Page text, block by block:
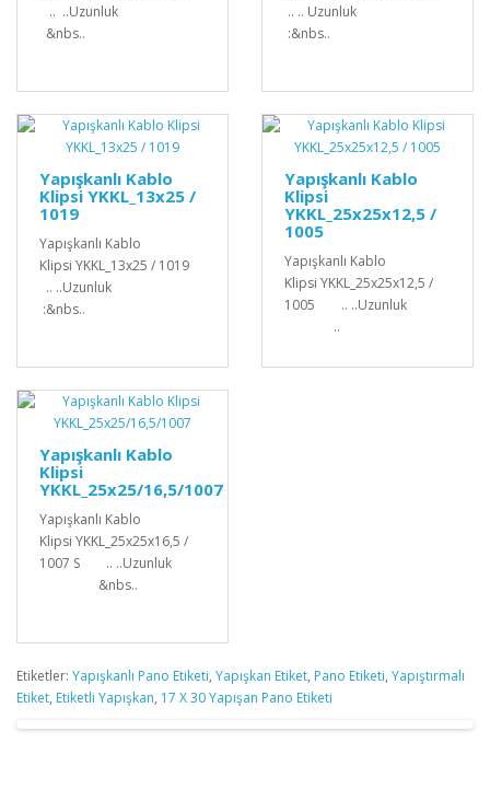
.. ..Uzunluk
&nbs..
.. .. Uzunluk
:&nbs..
Yapışkanlı Kablo
Klipsi YKKL_13x25 /
1019
Yapışkanlı Kablo
Klipsi YKKL_13x25 / 1019
.. ..Uzunluk
:&nbs..
Yapışkanlı Kablo
Klipsi
YKKL_25x25x12,5 /
1005
Yapışkanlı Kablo
Klipsi YKKL_25x25x12,5 /
1005 .. ..Uzunluk
..
Yapışkanlı Kablo
Klipsi
YKKL_25x25/16,5/1007
Yapışkanlı Kablo
Klipsi YKKL_25x25x16,5 /
1007 S .. ..Uzunluk
&nbs..
Etiketler: Yapışkanlı Pano Etiketi, Yapışkan Etiket, Pano Etiketi, Yapıştırmalı
Etiket, Etiketli Yapışkan, 17 X 30 Yapışan Pano Etiketi